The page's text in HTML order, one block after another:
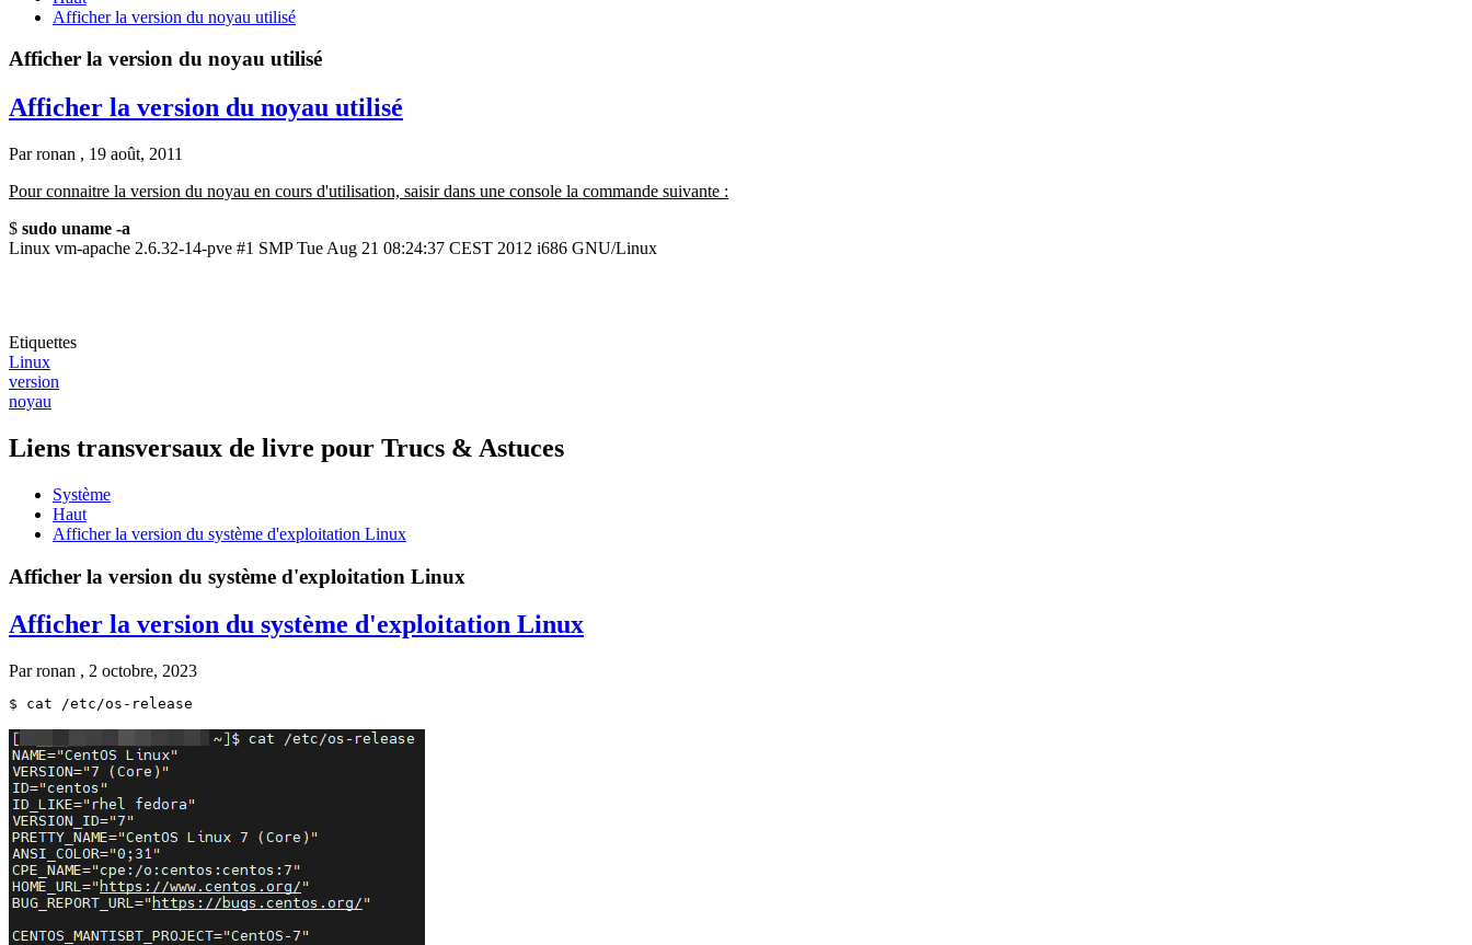
Afficher la version du noyau utilisé
Afficher la version du noyau utilisé
Afficher la version du noyau utilisé
Parronan , 19 août, 2011
Pour connaitre la version du noyau en cours d'utilisation, saisir dans une console la commande suivante :
$ sudo uname -a
Linux vm-apache 2.6.32-14-pve #1 SMP Tue Aug 21 08:24:37 CEST 2012 i686 GNU/Linux
Etiquettes
Linux
version
noyau
Liens transversaux de livre pour Trucs & Astuces
Système
Haut
Afficher la version du système d'exploitation Linux
Afficher la version du système d'exploitation Linux
Afficher la version du système d'exploitation Linux
Parronan , 2 octobre, 2023
$ cat /etc/os-release